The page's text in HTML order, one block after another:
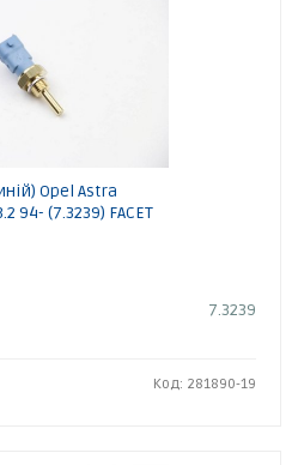
Opel Astra
94- (7.3239) FACET
7.3239
Код: 281890-19